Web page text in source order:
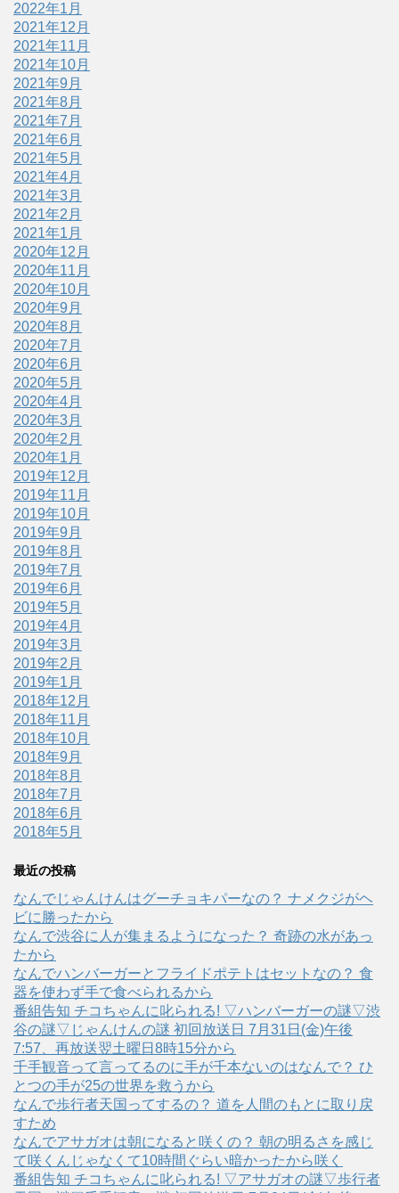
2022年1月
2021年12月
2021年11月
2021年10月
2021年9月
2021年8月
2021年7月
2021年6月
2021年5月
2021年4月
2021年3月
2021年2月
2021年1月
2020年12月
2020年11月
2020年10月
2020年9月
2020年8月
2020年7月
2020年6月
2020年5月
2020年4月
2020年3月
2020年2月
2020年1月
2019年12月
2019年11月
2019年10月
2019年9月
2019年8月
2019年7月
2019年6月
2019年5月
2019年4月
2019年3月
2019年2月
2019年1月
2018年12月
2018年11月
2018年10月
2018年9月
2018年8月
2018年7月
2018年6月
2018年5月
最近の投稿
なんでじゃんけんはグーチョキパーなの？ ナメクジがヘ
ビに勝ったから
なんで渋谷に人が集まるようになった？ 奇跡の水があっ
たから
なんでハンバーガーとフライドポテトはセットなの？ 食
器を使わず手で食べられるから
番組告知 チコちゃんに叱られる! ▽ハンバーガーの謎▽渋
谷の謎▽じゃんけんの謎 初回放送日 7月31日(金)午後
7:57、再放送翌土曜日8時15分から
千手観音って言ってるのに手が千本ないのはなんで？ ひ
とつの手が25の世界を救うから
なんで歩行者天国ってするの？ 道を人間のもとに取り戻
すため
なんでアサガオは朝になると咲くの？ 朝の明るさを感じ
て咲くんじゃなくて10時間ぐらい暗かったから咲く
番組告知 チコちゃんに叱られる! ▽アサガオの謎▽歩行者